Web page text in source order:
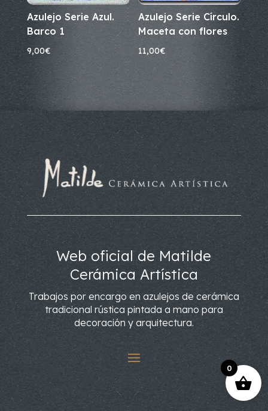
Azulejo Serie Azul.
Barco 1
9,00€
Azulejo Serie Círculo.
Maceta con flores
11,00€
Web oficial de Matilde
Cerámica Artística
Trabajos por encargo en azulejos de cerámica
tradicional rústica pintada a mano para
decoración y arquitectura.
0